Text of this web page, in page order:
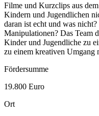
Filme und Kurzclips aus
Kindern und Jugendlichen
daran ist echt und was
Manipulationen? Das Team
Kinder und Jugendliche zu
zu einem kreativen
Fördersumme
19.800 Euro
Ort